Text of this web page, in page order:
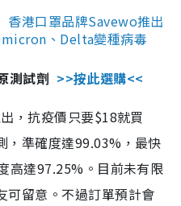
香港口罩品牌Savewo推出
、Delta變種病毒
測試劑 >>按此選購<<
，抗疫價只要$18就買
，準確度達99.03%，最快
高達97.25%。目前未有限
可留意。不過訂單預計會